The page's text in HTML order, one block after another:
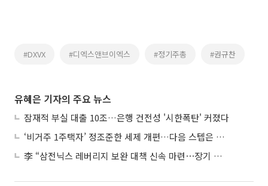
#DXVX #디엑스앤브이엑스 #정기주총 #권규찬
유혜은 기자의 주요 뉴스
잠재적 부실 대출 10조…은행 건전성 '시한폭탄' 커졌다
‘비거주 1주택자’ 정조준한 세제 개편…다음 스텝은 금융 대책
李 “삼전닉스 레버리지 보완 대책 신속 마련⋯장기 채무 과감히 탕감”